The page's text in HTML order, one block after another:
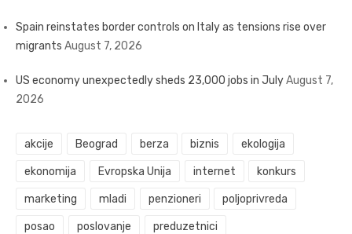
Spain reinstates border controls on Italy as tensions rise over
migrants August 7, 2026
US economy unexpectedly sheds 23,000 jobs in JulyAugust 7,
2026
akcije Beograd berza biznis ekologija
ekonomija Evropska Unija internet konkurs
marketing mladi penzioneri poljoprivreda
posao poslovanje preduzetnici